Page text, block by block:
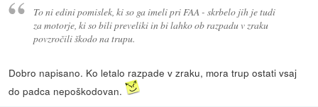
To ni edini pomislek, ki so ga imeli pri FAA - skrbelo jih je tudi
za motorje, ki so bili preveliki in bi lahko ob razpadu v zraku
povzročili škodo na trupu.
Dobro napisano. Ko letalo razpade v zraku, mora trup ostati vsaj
do padca nepoškodovan.